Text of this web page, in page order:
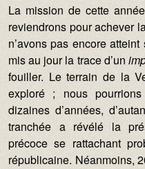
La mission de cette
reviendrons pour achever
n’avons pas encore
mis au jour la trace d’un
fouiller. Le terrain de la
exploré ; nous
dizaines d’années,
tranchée a révélé la
précoce se rattachant
républicaine. Néanmoins,